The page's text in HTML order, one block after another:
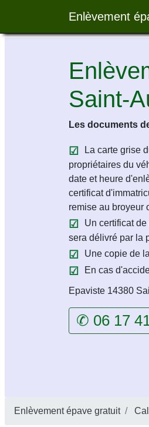
Enlèvement
Saint-
Les documents
La carte grise
propriétaires du
date et heure
certificat
remise au broyeur
Un certificat
sera délivré par la
Une copie de
En cas
Epaviste 14380
✆ 06 17
Enlèvement épave gratuit